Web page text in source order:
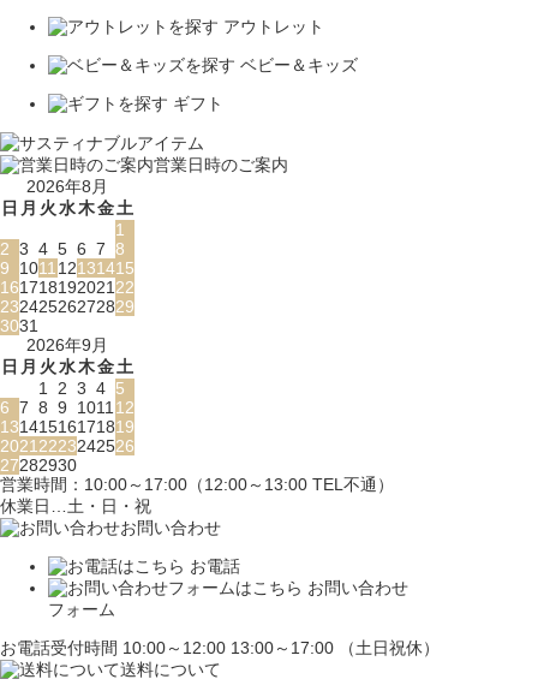
アウトレット
ベビー＆キッズ
ギフト
営業日時のご案内
2026年8月
日 月 火水木金土
1
2 3 4 5 6 7 8
9
101112131415
16171819202122
23242526272829
3031
2026年9月
日 月 火水木金土
1 2 3 4 5
6 7 8 9 101112
13141516171819
20212223242526
27282930
営業時間：10:00～17:00（12:00～13:00 TEL不通）
休業日…土・日・祝
お問い合わせ
お電話
お問い合わせ
フォーム
お電話受付時間 10:00～12:00 13:00～17:00 （土日祝休）
送料について